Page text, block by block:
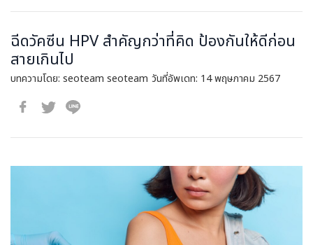
ฉีดวัคซีน HPV สำคัญกว่าที่คิด ป้องกันให้ดีก่อน
สายเกินไป
บทความโดย: seoteam seoteam วันที่อัพเดท: 14 พฤษภาคม 2567